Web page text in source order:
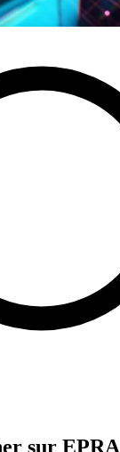
sur EPRA